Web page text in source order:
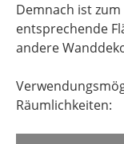
Demnach ist
entsprechende
andere
Räumlichkeiten: